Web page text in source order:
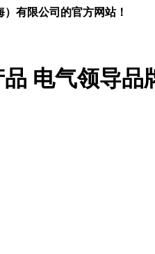
有限公司的官方网站！
电气领导品